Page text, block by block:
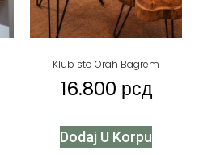
Klub sto Orah Bagrem
16.800 рсд
Dodaj U Korpu